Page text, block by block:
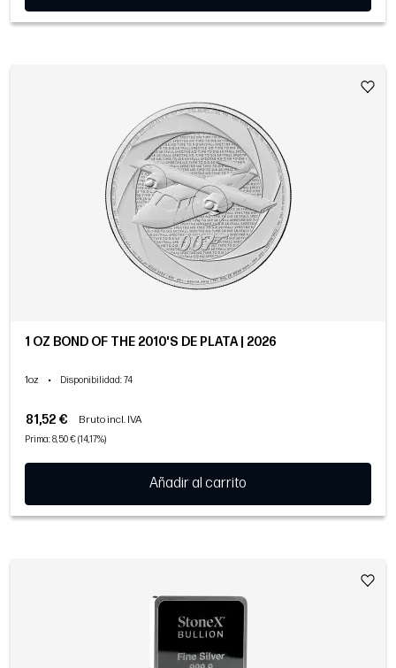
1 OZ BOND OF THE 2010'S DE PLATA | 2026
1oz • Disponibilidad: 74
81,52 € Bruto incl. IVA
Prima: 8,50 € (14,17%)
Añadir al carrito